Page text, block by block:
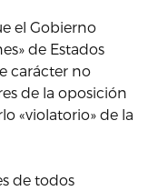
el Gobierno
de Estados
carácter no
de la oposición
«violatorio» de la
de todos